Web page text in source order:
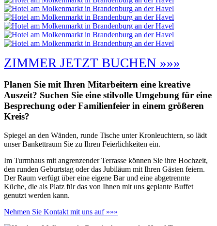
ZIMMER JETZT BUCHEN »»»
Planen Sie mit Ihren Mitarbeitern eine kreative
Auszeit? Suchen Sie eine stilvolle Umgebung für eine
Besprechung oder Familienfeier in einem größeren
Kreis?
Spiegel an den Wänden, runde Tische unter Kronleuchtern, so lädt
unser Bankettraum Sie zu Ihren Feierlichkeiten ein.
Im Turmhaus mit angrenzender Terrasse können Sie ihre Hochzeit,
den runden Geburtstag oder das Jubiläum mit Ihren Gästen feiern.
Der Raum verfügt über eine eigene Bar und eine abgetrennte
Küche, die als Platz für das von Ihnen mit uns geplante Buffet
genutzt werden kann.
Nehmen Sie Kontakt mit uns auf »»»